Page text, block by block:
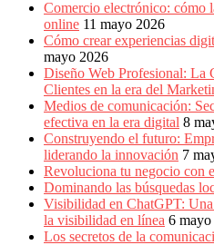
Comercio electrónico: cómo
online 11 mayo 2026
Cómo crear experiencias
mayo 2026
Diseño Web Profesional: La
Clientes en la era del
Medios de comunicación:
efectiva en la era digital 8
Construyendo el futuro:
liderando la innovación 7
Revoluciona tu negocio con
Dominando las búsquedas
Visibilidad en ChatGPT:
la visibilidad en línea 6
Los secretos de la